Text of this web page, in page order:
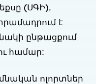
(ՍԳԻ),
է
ընթացքում
համար:
ոլորտներ